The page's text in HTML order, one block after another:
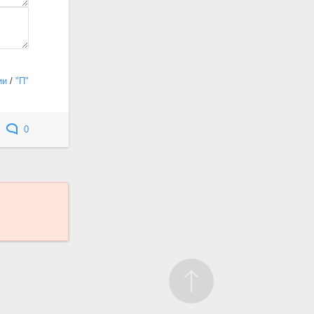
/ "П"
0